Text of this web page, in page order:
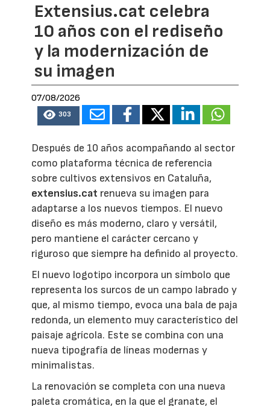
Extensius.cat celebra
10 años con el rediseño
y la modernización de
su imagen
07/08/2026
303
Después de 10 años acompañando al sector
como plataforma técnica de referencia
sobre cultivos extensivos en Cataluña,
extensius.cat renueva su imagen para
adaptarse a los nuevos tiempos. El nuevo
diseño es más moderno, claro y versátil,
pero mantiene el carácter cercano y
riguroso que siempre ha definido al proyecto.
El nuevo logotipo incorpora un símbolo que
representa los surcos de un campo labrado y
que, al mismo tiempo, evoca una bala de paja
redonda, un elemento muy característico del
paisaje agrícola. Este se combina con una
nueva tipografía de líneas modernas y
minimalistas.
La renovación se completa con una nueva
paleta cromática, en la que el granate, el